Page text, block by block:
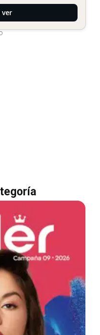
ver